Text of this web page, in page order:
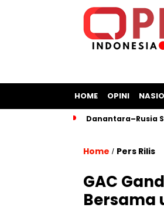
HOME OPINI
Danantara–Rusia
Home / Pers Rilis
GAC
Bersama